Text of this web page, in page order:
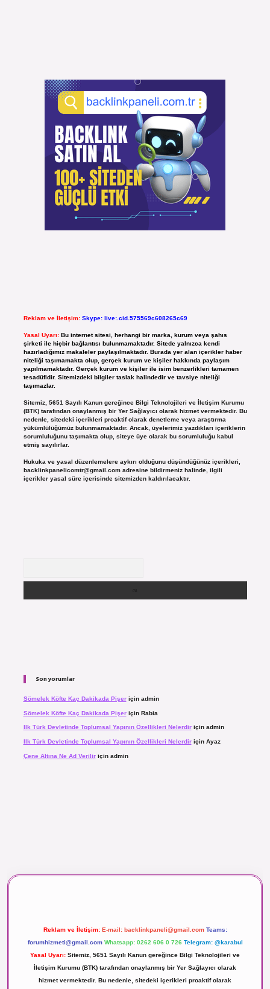
Reklam ve İletişim: Skype: live:.cid.575569c608265c69
Yasal Uyarı: Bu internet sitesi, herhangi bir marka, kurum veya şahıs
şirketi ile hiçbir bağlantısı bulunmamaktadır. Sitede yalnızca kendi
hazırladığımız makaleler paylaşılmaktadır. Burada yer alan içerikler haber
niteliği taşımamakta olup, gerçek kurum ve kişiler hakkında paylaşım
yapılmamaktadır. Gerçek kurum ve kişiler ile isim benzerlikleri tamamen
tesadüfidir. Sitemizdeki bilgiler taslak halindedir ve tavsiye niteliği
taşımazlar.
Sitemiz, 5651 Sayılı Kanun gereğince Bilgi Teknolojileri ve İletişim Kurumu
(BTK) tarafından onaylanmış bir Yer Sağlayıcı olarak hizmet vermektedir. Bu
nedenle, sitedeki içerikleri proaktif olarak denetleme veya araştırma
yükümlülüğümüz bulunmamaktadır. Ancak, üyelerimiz yazdıkları içeriklerin
sorumluluğunu taşımakta olup, siteye üye olarak bu sorumluluğu kabul
etmiş sayılırlar.
Hukuka ve yasal düzenlemelere aykırı olduğunu düşündüğünüz içerikleri,
backlinkpanelicomtr@gmail.comadresine bildirmeniz halinde, ilgili
içerikler yasal süre içerisinde sitemizden kaldırılacaktır.
Son yorumlar
Sömelek Köfte Kaç Dakikada Pişeriçin admin
Sömelek Köfte Kaç Dakikada Pişeriçin Rabia
Ilk Türk Devletinde Toplumsal Yapının Özellikleri Nelerdiriçin admin
Ilk Türk Devletinde Toplumsal Yapının Özellikleri Nelerdiriçin Ayaz
Çene Altına Ne Ad Veriliriçin admin
Reklam ve İletişim: E-mail: backlinkpaneli@gmail.com Teams:
forumhizmeti@gmail.com Whatsapp: 0262 606 0 726 Telegram: @karabul
Yasal Uyarı: Sitemiz, 5651 Sayılı Kanun gereğince Bilgi Teknolojileri ve
İletişim Kurumu (BTK) tarafından onaylanmış bir Yer Sağlayıcı olarak
hizmet vermektedir. Bu nedenle, sitedeki içerikleri proaktif olarak